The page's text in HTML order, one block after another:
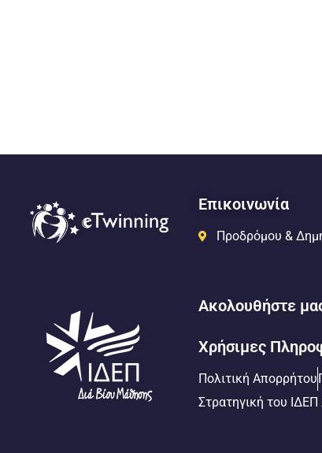
Επικοινωνία
Προδρόμου &
Ακολουθήστε
Χρήσιμες
Πολιτική Απορρήτου
Στρατηγική του